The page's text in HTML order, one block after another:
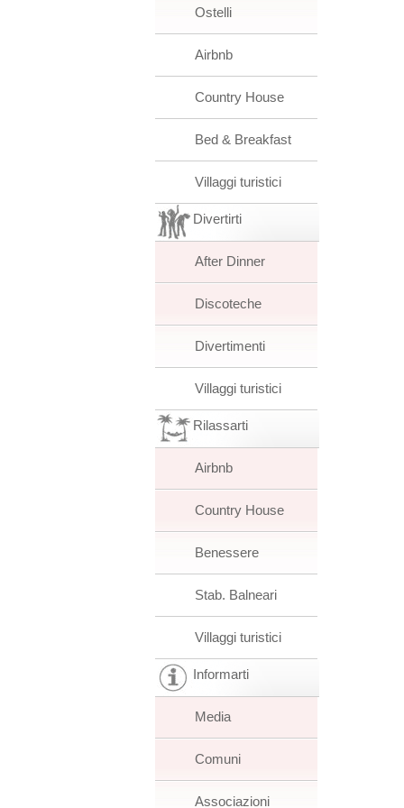
Ostelli
Airbnb
Country House
Bed & Breakfast
Villaggi turistici
Divertirti
After Dinner
Discoteche
Divertimenti
Villaggi turistici
Rilassarti
Airbnb
Country House
Benessere
Stab. Balneari
Villaggi turistici
Informarti
Media
Comuni
Associazioni